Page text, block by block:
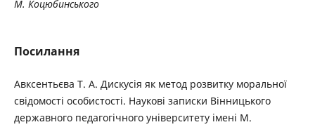
М. Коцюбинського
Посилання
Авксентьєва Т. А. Дискусія як метод розвитку моральної
свідомості особистості. Наукові записки Вінницького
державного педагогічного університету імені М.